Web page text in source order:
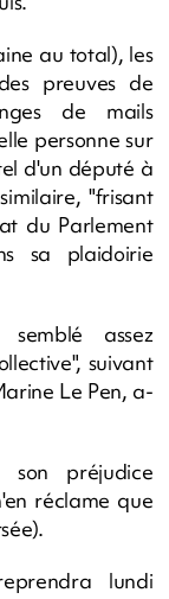
au total), les
preuves de
de mails
personne sur
d'un député à
"frisant
du Parlement
sa plaidoirie
assez
suivant
Le Pen, a-
préjudice
réclame que
lundi